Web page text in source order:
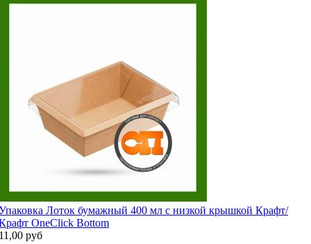
Лоток бумажный 400 мл с низкой крышкой Крафт/
OneClick Bottom
руб